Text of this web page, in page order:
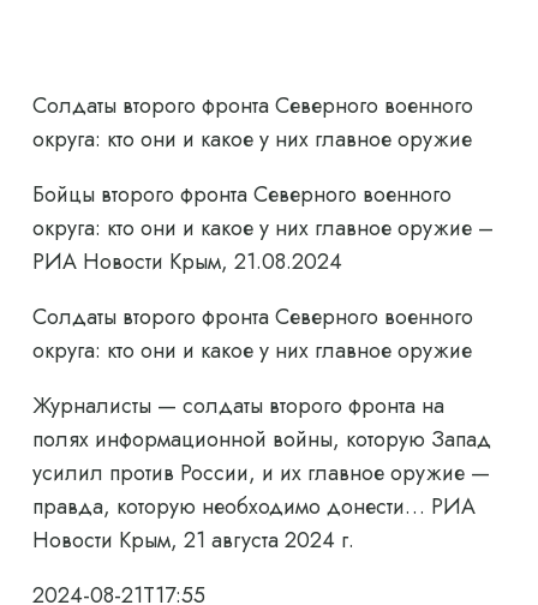
Солдаты второго фронта Северного военного
округа: кто они и какое у них главное оружие
Бойцы второго фронта Северного военного
округа: кто они и какое у них главное оружие –
РИА Новости Крым, 21.08.2024
Солдаты второго фронта Северного военного
округа: кто они и какое у них главное оружие
Журналисты — солдаты второго фронта на
полях информационной войны, которую Запад
усилил против России, и их главное оружие —
правда, которую необходимо донести… РИА
Новости Крым, 21 августа 2024 г.
2024-08-21T17:55